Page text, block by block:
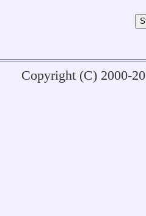
Copyright (C) 2000-